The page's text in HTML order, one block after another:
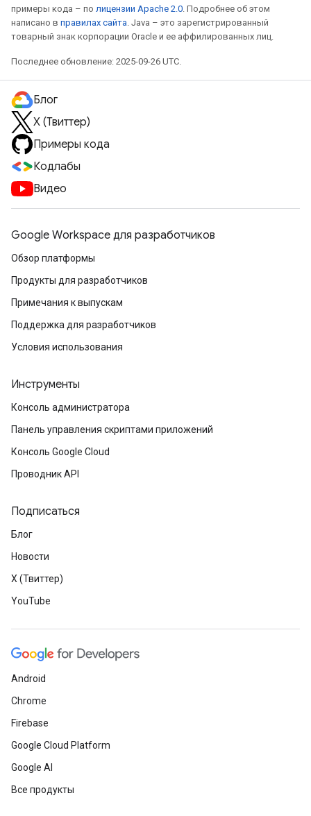
примеры кода – по лицензии Apache 2.0. Подробнее об этом
написано в правилах сайта. Java – это зарегистрированный
товарный знак корпорации Oracle и ее аффилированных лиц.
Последнее обновление: 2025-09-26 UTC.
Блог
X (Твиттер)
Примеры кода
Кодлабы
Видео
Google Workspace для разработчиков
Обзор платформы
Продукты для разработчиков
Примечания к выпускам
Поддержка для разработчиков
Условия использования
Инструменты
Консоль администратора
Панель управления скриптами приложений
Консоль Google Cloud
Проводник API
Подписаться
Блог
Новости
X (Твиттер)
YouTube
Android
Chrome
Firebase
Google Cloud Platform
Google AI
Все продукты